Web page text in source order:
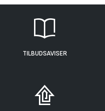
TILBUDSAVISER